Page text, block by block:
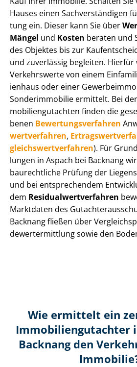
Hauses einen Sach­ver­stän­di­gen
tung ein. Dieser kann Sie über
Mängel und Kosten beraten und
des Objektes bis zur
und zuverlässig begleiten. Hierfür
Verkehrswerte von einem
i­en­haus oder einer
Sonderimmobilie ermittelt. Bei
mo­bi­li­en­gut­ach­ten finden die
be­nen Be­wer­tungs­ver­fah­ren
wert­ver­fah­ren,
gleichs­wert­ver­fah­ren). Für
lun­gen in Aspach bei Backnang
baurechtliche Prüfung der
und bei entsprechendem
dem Re­si­du­al­wert­ver­fah­ren
Marktdaten des
Backnang fließen über
de­wert­ermitt­lung sowie den
Wie ermittelt ein
Immobilien­gutachter
Backnang den